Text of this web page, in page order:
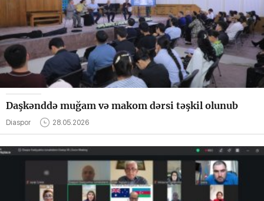
Daşkənddə muğam və makom dərsi təşkil olunub
Diaspor 28.05.2026